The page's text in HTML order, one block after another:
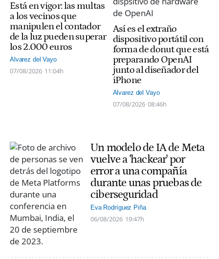
Está en vigor: las multas
a los vecinos que
manipulen el contador
de la luz pueden superar
los 2.000 euros
Alvarez del Vayo
07/08/2026 11:04h
Así es el extraño
dispositivo portátil con
forma de donut que está
preparando OpenAI
junto al diseñador del
iPhone
Alvarez del Vayo
07/08/2026 08:46h
Un modelo de IA de Meta
vuelve a 'hackear' por
error a una compañía
durante unas pruebas de
ciberseguridad
Eva Rodríguez Piña
06/08/2026 19:47h